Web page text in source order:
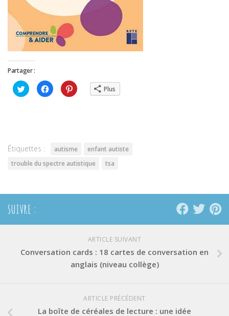
Partager :
Cliquez
pour
partager
Cliquez
pour
partager
Cliquez
pour Plus
Étiquettes : autisme
enfant autiste
trouble du spectre autistique
tsa
SUIVRE :
ARTICLE SUIVANT
Conversation cards : 18 cartes de conversation en
anglais (niveau collège)
ARTICLE PRÉCÉDENT
La boîte de céréales de lecture : une idée